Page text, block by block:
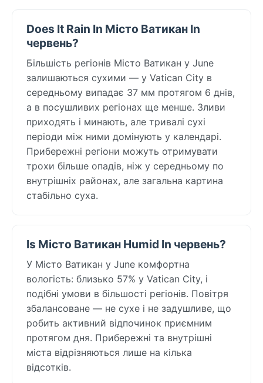
Does It Rain In Місто Ватикан In
червень?
Більшість регіонів Місто Ватикан у June
залишаються сухими — у Vatican City в
середньому випадає 37 мм протягом 6 днів,
а в посушливих регіонах ще менше. Зливи
приходять і минають, але тривалі сухі
періоди між ними домінують у календарі.
Прибережні регіони можуть отримувати
трохи більше опадів, ніж у середньому по
внутрішніх районах, але загальна картина
стабільно суха.
Is Місто Ватикан Humid In червень?
У Місто Ватикан у June комфортна
вологість: близько 57% у Vatican City, і
подібні умови в більшості регіонів. Повітря
збалансоване — не сухе і не задушливе, що
робить активний відпочинок приємним
протягом дня. Прибережні та внутрішні
міста відрізняються лише на кілька
відсотків.